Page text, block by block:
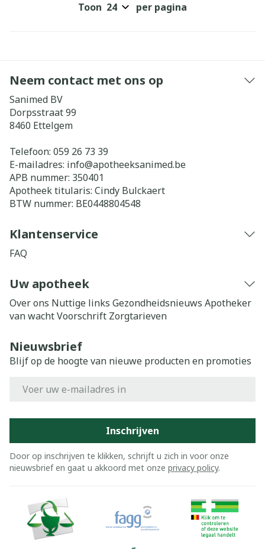
Toon per pagina
Neem contact met ons op
Sanimed BV
Dorpsstraat 99
8460 Ettelgem
Telefoon: 059 26 73 39
E-mailadres: info@apotheeksanimed.be
APB nummer: 350401
Apotheek titularis: Cindy Bulckaert
BTW nummer: BE0448804548
Klantenservice
FAQ
Uw apotheek
Over ons Nuttige links Gezondheidsnieuws Apotheker
van wachtVoorschrift Zorgtarieven
Nieuwsbrief
Blijf op de hoogte van nieuwe producten en promoties
Inschrijven
Door op inschrijven te klikken, schrijft u zich in voor onze
nieuwsbrief en gaat u akkoord met onze privacy policy.